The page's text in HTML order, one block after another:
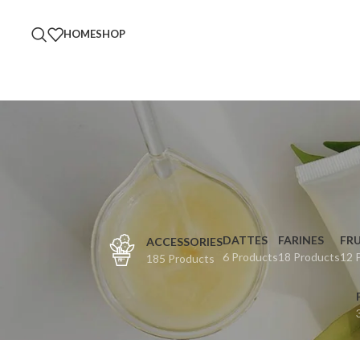
HOMESHOP
ACCESSORIES
185 Products
DATTES
6 Products
FARINES
18 Products12